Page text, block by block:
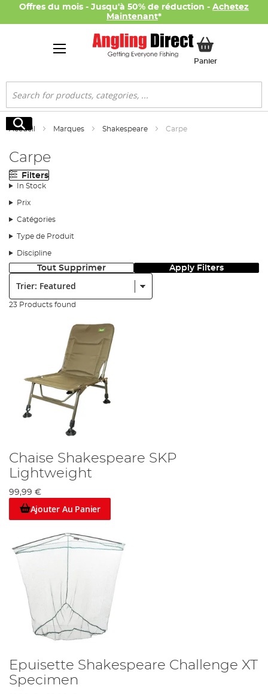
Offres du mois - Jusqu'à 50% de réduction - Achetez
Maintenant*
PanierMon panier
Rechercher
Rechercher
Accueil Marques Shakespeare Carpe
Carpe
Filters
In Stock
Prix
Catégories
Type de Produit
Discipline
Tout Supprimer Apply Filters
23 Products found
Chaise Shakespeare SKP
Lightweight
99,99 €
Ajouter Au Panier
Epuisette Shakespeare Challenge XT
Specimen